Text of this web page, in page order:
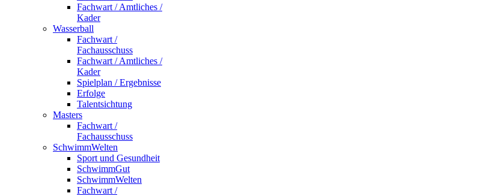
Fachwart / Amtliches /
Kader
Wasserball
Fachwart /
Fachausschuss
Fachwart / Amtliches /
Kader
Spielplan / Ergebnisse
Erfolge
Talentsichtung
Masters
Fachwart /
Fachausschuss
SchwimmWelten
Sport und Gesundheit
SchwimmGut
SchwimmWelten
Fachwart /